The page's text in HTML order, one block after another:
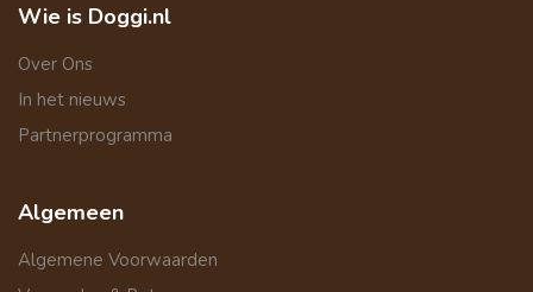
Wie is Doggi.nl
Over Ons
In het nieuws
Partnerprogramma
Algemeen
Algemene Voorwaarden